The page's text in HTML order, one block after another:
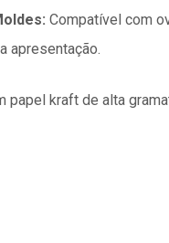
Compatível com
apresentação.​
papel kraft de alta